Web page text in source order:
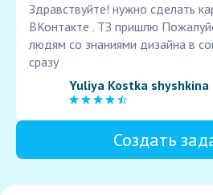
Здравствуйте! нужно сделать
ВКонтакте . ТЗ пришлю
людям со знаниями дизайна в
сразу
Yuliya Kostka shyshkina
Создать